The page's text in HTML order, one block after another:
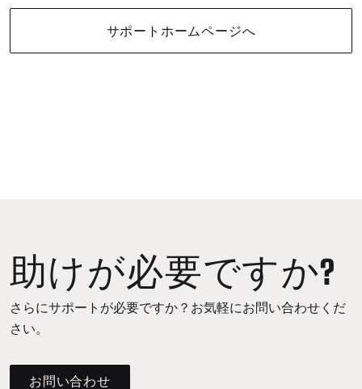
サポートホームページへ
助けが必要ですか?
さらにサポートが必要ですか？お気軽にお問い合わせくだ
さい。
お問い合わせ